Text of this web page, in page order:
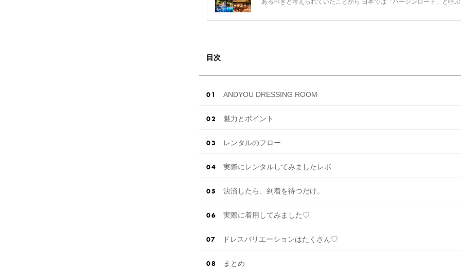
て、扉が開き、お父さまと 腕を組んで歩き出す瞬間は、誕生・人生の
目次
ANDYOU DRESSING ROOM
魅力とポイント
レンタルのフロー
実際にレンタルしてみましたレポ
決済したら、到着を待つだけ。
実際に着用してみました♡
ドレスバリエーションはたくさん♡
まとめ